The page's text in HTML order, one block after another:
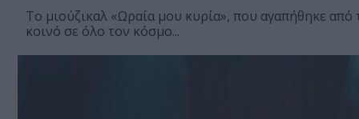
Το μιούζικαλ «Ωραία μου κυρία», που αγαπήθηκε από
κοινό σε όλο τον κόσμο...